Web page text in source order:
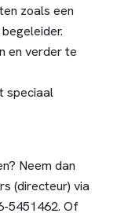
zoals een
en verder te
speciaal
Neem dan
(directeur) via
5451462. Of